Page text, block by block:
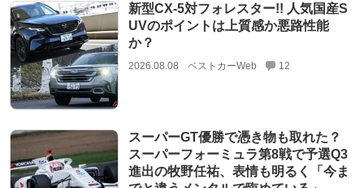
新型CX-5対フォレスター!! 人気国産S
UVのポイントは上質感か悪路性能
か？
2026.08.08 ベストカーWeb 12
スーパーGT優勝で憑き物も取れた？
スーパーフォーミュラ第8戦で予選Q3
進出の牧野任祐、表情も明るく「今ま